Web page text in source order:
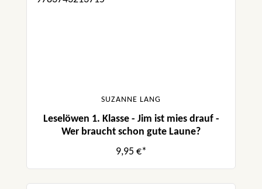
SUZANNE LANG
Leselöwen 1. Klasse - Jim ist mies drauf -
Wer braucht schon gute Laune?
9,95 €*